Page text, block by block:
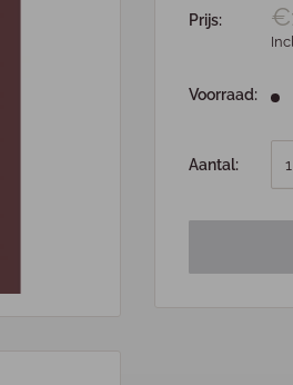
Prijs:
Voorraad:
Aantal: